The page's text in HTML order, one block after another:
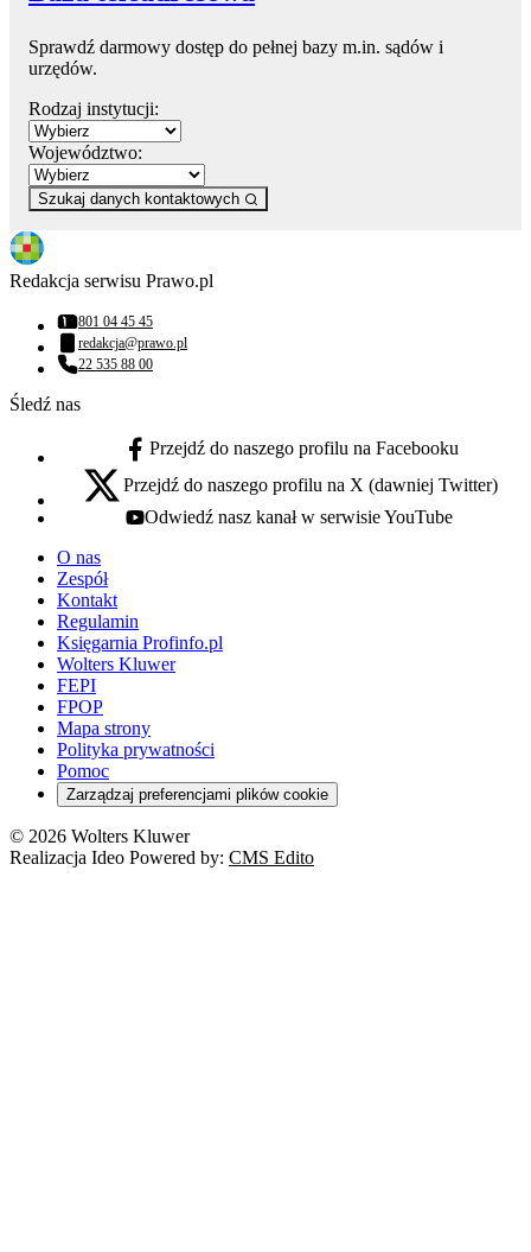
Sprawdź darmowy dostęp do pełnej bazy m.in. sądów i
urzędów.
Rodzaj instytucji:
Województwo:
Szukaj danych kontaktowych
Redakcja serwisu Prawo.pl
Numer telefonu:
801 04 45 45
Adres email:
redakcja@prawo.pl
Numer telefonu:
22 535 88 00
Śledź nas
facebook - otwiera się w nowej karcie
Przejdź do naszego profilu na Facebooku
x - otwiera się w nowej karcie
Przejdź do naszego profilu na X (dawniej Twitter)
youtube - otwiera się w nowej karcie
Odwiedź nasz kanał w serwisie YouTube
O nas
Zespół
Kontakt
Regulamin
Księgarnia Profinfo.pl
Wolters Kluwer
FEPI
FPOP
Mapa strony
Polityka prywatności
Pomoc
Zarządzaj preferencjami plików cookie
© 2026 Wolters Kluwer
Realizacja Ideo Powered by: CMS Edito